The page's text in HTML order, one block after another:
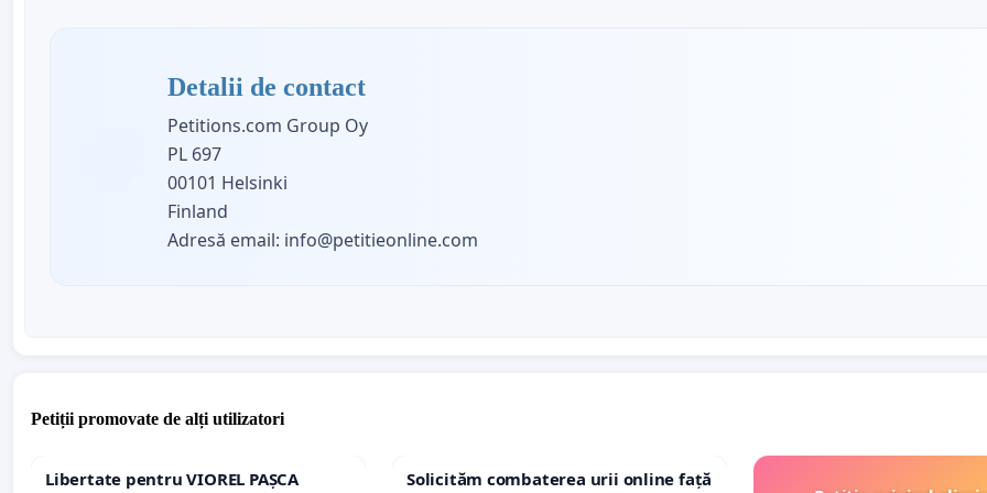
Detalii de contact
Petitions.com Group Oy
PL 697
00101 Helsinki
Finland
Adresă email: info@petitieonline.com
Petiții promovate de alți utilizatori
Libertate pentru VIOREL PAȘCA
Solicităm combaterea urii online față